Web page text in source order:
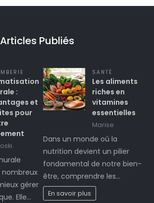
Publiés
:
et
pour
nombreux
gérer
Elle…
SANTÉ
Les aliments
riches en
vitamines
essentielles
Marise
Dans un monde où la
nutrition devient un pilier
fondamental de notre bien-
être, comprendre les…
En savoir plus